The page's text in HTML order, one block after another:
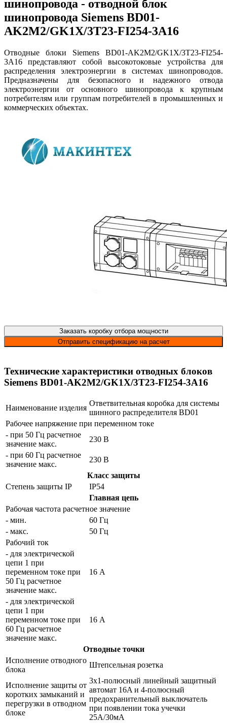
шинопровода - отводной блок
шинопровода Siemens BD01-
AK2M2/GK1X/3T23-FI254-3A16
Отводные блоки Siemens BD01-AK2M2/GK1X/3T23-FI254-
3A16 представляют собой высокотоковые устройства для
распределения электроэнергии в системах шинопроводов.
Предназначены для безопасного и надежного отвода
электроэнергии от основного шинопровода к крупным
потребителям или группам потребителей в промышленных и
коммерческих объектах.
Заказать коробку отбора мощности
Отправить спецификацию на расчет
Технические характеристики отводных блоков
Siemens BD01-AK2M2/GK1X/3T23-FI254-3A16
Наименование изделия
Ответвительная коробка для системы
шинного распределителя BD01
Рабочее напряжение при переменном токе
- при 50 Гц расчетное
значение макс.
230 В
- при 60 Гц расчетное
значение макс.
230 В
Класс защиты
Степень защиты IP
IP54
Главная цепь
Рабочая частота расчетное значение
- мин.
60 Гц
- макс.
50 Гц
Рабочий ток
- для электрической
цепи 1 при
переменном токе при
50 Гц расчетное
значение макс.
16 A
- для электрической
цепи 1 при
переменном токе при
60 Гц расчетное
значение макс.
16 A
Отводные точки
Исполнение отводного
блока
Штепсельная розетка
Исполнение защиты от
коротких замыканий и
перегрузки в отводном
блоке
3x1-полюсный линейный защитный
автомат 16A и 4-полюсный
предохранительный выключатель
при появлении тока учечки
25A/30мA